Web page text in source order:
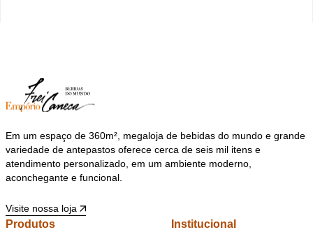
Em um espaço de 360m², megaloja de bebidas do mundo e grande
variedade de antepastos oferece cerca de seis mil itens e
atendimento personalizado, em um ambiente moderno,
aconchegante e funcional.
Visite nossa loja
Produtos Institucional